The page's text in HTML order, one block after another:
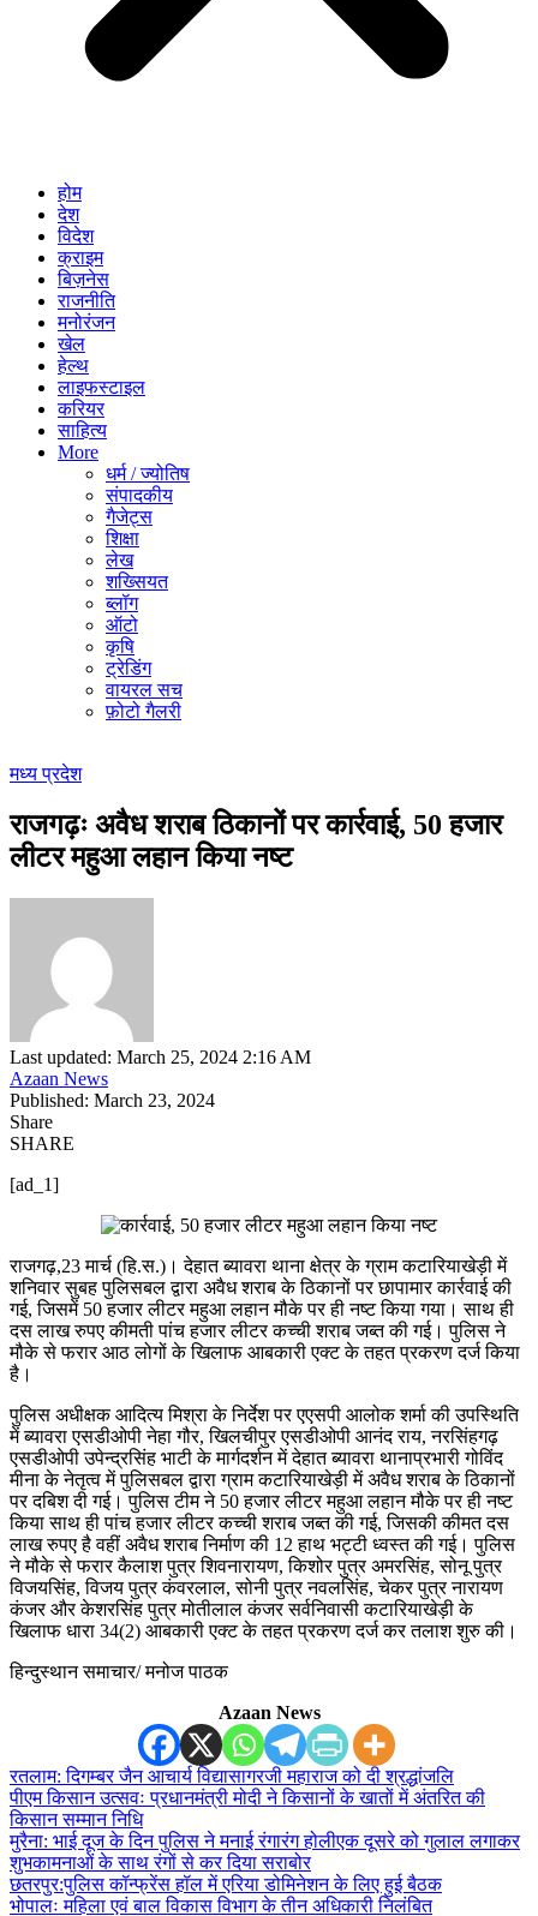
होम
देश
विदेश
क्राइम
बिज़नेस
राजनीति
मनोरंजन
खेल
हेल्थ
लाइफस्टाइल
करियर
साहित्य
More
धर्म / ज्योतिष
संपादकीय
गैजेट्स
शिक्षा
लेख
शख्सियत
ब्लॉग
ऑटो
कृषि
ट्रेडिंग
वायरल सच
फ़ोटो गैलरी
मध्य प्रदेश
राजगढ़ः अवैध शराब ठिकानों पर कार्रवाई, 50 हजार
लीटर महुआ लहान किया नष्ट
Last updated: March 25, 2024 2:16 AM
Azaan News
Published: March 23, 2024
Share
SHARE
[ad_1]
राजगढ़,23 मार्च (हि.स.)। देहात ब्यावरा थाना क्षेत्र के ग्राम कटारियाखेड़ी में
शनिवार सुबह पुलिसबल द्वारा अवैध शराब के ठिकानों पर छापामार कार्रवाई की
गई, जिसमें 50 हजार लीटर महुआ लहान मौके पर ही नष्ट किया गया। साथ ही
दस लाख रुपए कीमती पांच हजार लीटर कच्ची शराब जब्त की गई। पुलिस ने
मौके से फरार आठ लोगों के खिलाफ आबकारी एक्ट के तहत प्रकरण दर्ज किया
है।
पुलिस अधीक्षक आदित्य मिश्रा के निर्देश पर एएसपी आलोक शर्मा की उपस्थिति
में ब्यावरा एसडीओपी नेहा गौर, खिलचीपुर एसडीओपी आनंद राय, नरसिंहगढ़
एसडीओपी उपेन्द्रसिंह भाटी के मार्गदर्शन में देहात ब्यावरा थानाप्रभारी गोविंद
मीना के नेतृत्व में पुलिसबल द्वारा ग्राम कटारियाखेड़ी में अवैध शराब के ठिकानों
पर दबिश दी गई। पुलिस टीम ने 50 हजार लीटर महुआ लहान मौके पर ही नष्ट
किया साथ ही पांच हजार लीटर कच्ची शराब जब्त की गई, जिसकी कीमत दस
लाख रुपए है वहीं अवैध शराब निर्माण की 12 हाथ भट्टी ध्वस्त की गई। पुलिस
ने मौके से फरार कैलाश पुत्र शिवनारायण, किशोर पुत्र अमरसिंह, सोनू पुत्र
विजयसिंह, विजय पुत्र कंवरलाल, सोनी पुत्र नवलसिंह, चेकर पुत्र नारायण
कंजर और केशरसिंह पुत्र मोतीलाल कंजर सर्वनिवासी कटारियाखेड़ी के
खिलाफ धारा 34(2) आबकारी एक्ट के तहत प्रकरण दर्ज कर तलाश शुरु की।
हिन्दुस्थान समाचार/ मनोज पाठक
Azaan News
रतलाम: दिगम्बर जैन आचार्य विद्यासागरजी महाराज को दी श्रद्धांजलि
पीएम किसान उत्सवः प्रधानमंत्री मोदी ने किसानों के खातों में अंतरित की
किसान सम्मान निधि
मुरैना: भाई दूज के दिन पुलिस ने मनाई रंगारंग होलीएक दूसरे को गुलाल लगाकर
शुभकामनाओं के साथ रंगों से कर दिया सराबोर
छतरपुर:पुलिस कॉन्फ्रेंस हॉल में एरिया डोमिनेशन के लिए हुई बैठक
भोपालः महिला एवं बाल विकास विभाग के तीन अधिकारी निलंबित